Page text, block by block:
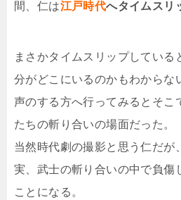
間、仁は江戸時代へタイムスリ
まさかタイムスリップしている
分がどこにいるのかもわからな
声のする方へ行ってみるとそこ
たちの斬り合いの場面だった。
当然時代劇の撮影と思う仁だが
実、武士の斬り合いの中で負傷
ことになる。